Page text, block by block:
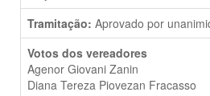
Tramitação: Aprovado por
Votos dos vereadores
Agenor Giovani Zanin
Diana Tereza Piovezan Fracasso